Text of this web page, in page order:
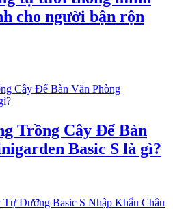
cho người bận rộn
Trồng Cây Để Bàn
Basic S là gì?